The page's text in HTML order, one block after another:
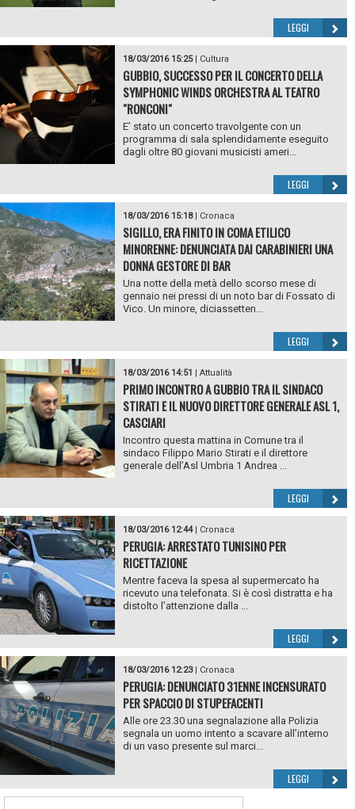
LEGGI
18/03/2016 15:25| Cultura
GUBBIO, SUCCESSO PER IL CONCERTO DELLA
SYMPHONIC WINDS ORCHESTRA AL TEATRO
"RONCONI"
E’ stato un concerto travolgente con un
programma di sala splendidamente eseguito
dagli oltre 80 giovani musicisti ameri...
LEGGI
18/03/2016 15:18| Cronaca
SIGILLO, ERA FINITO IN COMA ETILICO
MINORENNE: DENUNCIATA DAI CARABINIERI UNA
DONNA GESTORE DI BAR
Una notte della metà dello scorso mese di
gennaio nei pressi di un noto bar di Fossato di
Vico. Un minore, diciassetten...
LEGGI
18/03/2016 14:51 Attualità
PRIMO INCONTRO A GUBBIO TRA IL SINDACO
STIRATI E IL NUOVO DIRETTORE GENERALE ASL 1,
CASCIARI
Incontro questa mattina in Comune tra il
sindaco Filippo Mario Stirati e il direttore
generale dell’Asl Umbria 1 Andrea ...
LEGGI
18/03/2016 12:44| Cronaca
PERUGIA: ARRESTATO TUNISINO PER
RICETTAZIONE
Mentre faceva la spesa al supermercato ha
ricevuto una telefonata. Si è così distratta e ha
distolto l’attenzione dalla ...
LEGGI
18/03/2016 12:23| Cronaca
PERUGIA: DENUNCIATO 31ENNE INCENSURATO
PER SPACCIO DI STUPEFACENTI
Alle ore 23.30 una segnalazione alla Polizia
segnala un uomo intento a scavare all’interno
di un vaso presente sul marci...
LEGGI